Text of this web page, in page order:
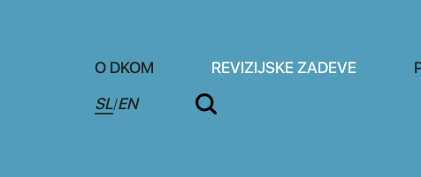
O DKOM REVIZIJSKE ZADEVE
SL/EN